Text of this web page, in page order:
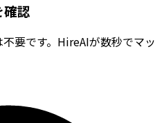
認
要です。HireAIが数秒でマッ